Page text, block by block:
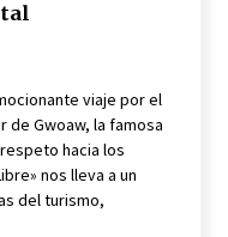
Social Vegana
viaje por el
de Gwoaw, la famosa
hacia los
nos lleva a un
del turismo,